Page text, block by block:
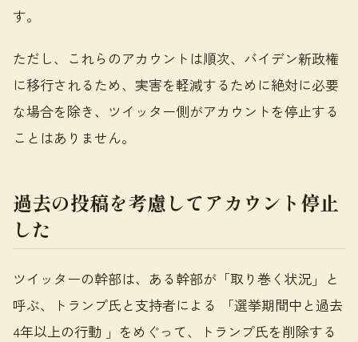
す。
ただし、これらのアカウントは順次、バイデン新政権
に移行されるため、実害を軽減するために絶対に必要
な場合を除き、ツイッター側がアカウントを停止する
ことはありません。
過去の投稿を考慮してアカウント停止
した
ツイッターの幹部は、ある幹部が「取り巻く状況」と
呼ぶ、トランプ氏と支持者による 「選挙期間中と過去
4年以上の行動 」をめぐって、トランプ氏を削除する